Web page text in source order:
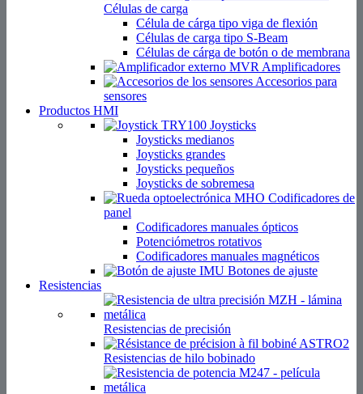
Células de carga
Célula de cárga tipo viga de flexión
Células de carga tipo S-Beam
Células de cárga de botón o de membrana
Amplificadores
Accesorios para
sensores
Productos HMI
Joysticks
Joysticks medianos
Joysticks grandes
Joysticks pequeños
Joysticks de sobremesa
Codificadores de
panel
Codificadores manuales ópticos
Potenciómetros rotativos
Codificadores manuales magnéticos
Botones de ajuste
Resistencias
Resistencias de precisión
Resistencias de hilo bobinado